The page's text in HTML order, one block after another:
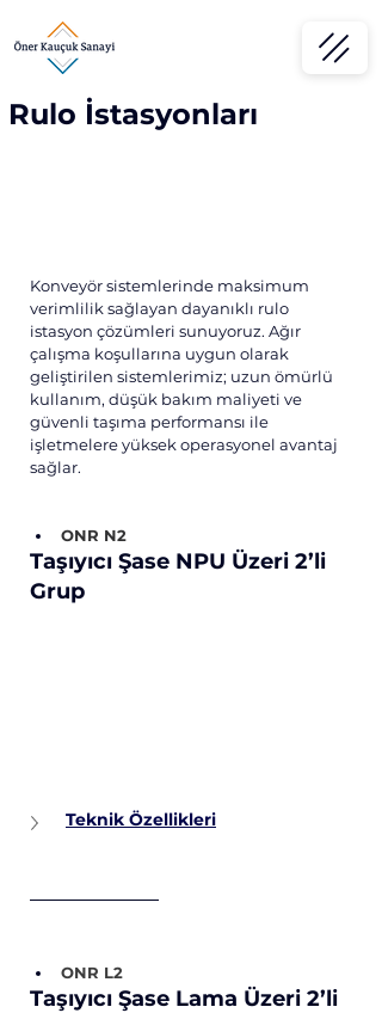
Rulo İstasyonları
Konveyör sistemlerinde maksimum
verimlilik sağlayan dayanıklı rulo
istasyon çözümleri sunuyoruz. Ağır
çalışma koşullarına uygun olarak
geliştirilen sistemlerimiz; uzun ömürlü
kullanım, düşük bakım maliyeti ve
güvenli taşıma performansı ile
işletmelere yüksek operasyonel avantaj
sağlar.
ONR N2
Taşıyıcı Şase NPU Üzeri 2’li
Grup
Teknik Özellikleri
ONR L2
Taşıyıcı Şase Lama Üzeri 2’li